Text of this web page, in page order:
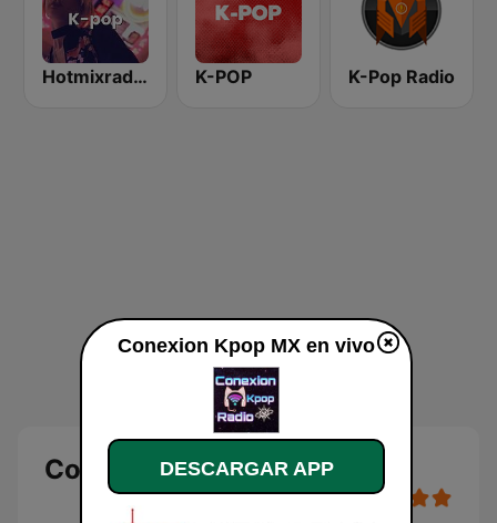
Hotmixradio K-pop K-POP K-Pop Radio
Conexion Kpop MX en vivo
Conexion Kpop MX en vivo
DESCARGAR APP